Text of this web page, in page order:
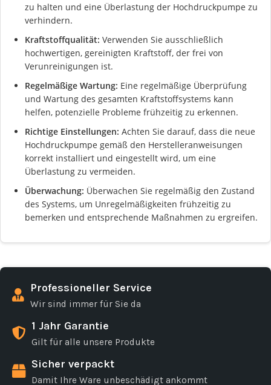
zu halten und eine Überlastung der Hochdruckpumpe zu
verhindern.
Kraftstoffqualität: Verwenden Sie ausschließlich
hochwertigen, gereinigten Kraftstoff, der frei von
Verunreinigungen ist.
Regelmäßige Wartung: Eine regelmäßige Überprüfung
und Wartung des gesamten Kraftstoffsystems kann
helfen, potenzielle Probleme frühzeitig zu erkennen.
Richtige Einstellungen: Achten Sie darauf, dass die neue
Hochdruckpumpe gemäß den Herstelleranweisungen
korrekt installiert und eingestellt wird, um eine
Überlastung zu vermeiden.
Überwachung: Überwachen Sie regelmäßig den Zustand
des Systems, um Unregelmäßigkeiten frühzeitig zu
bemerken und entsprechende Maßnahmen zu ergreifen.
Professioneller Service
Wir sind immer für Sie da
1 Jahr Garantie
Gilt für alle unsere Produkte
Sicher verpackt
Damit Ihre Ware unbeschädigt ankommt